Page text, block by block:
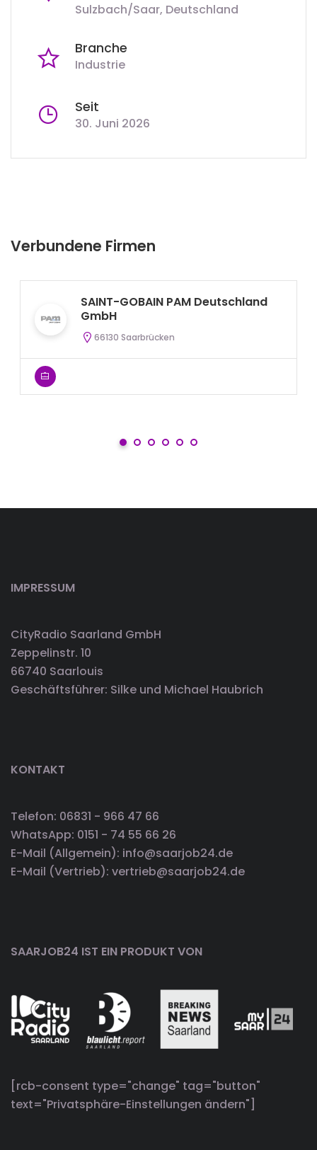
Sulzbach/Saar, Deutschland
Branche
Industrie
Seit
30. Juni 2026
Verbundene Firmen
SAINT-GOBAIN PAM Deutschland
GmbH
66130 Saarbrücken
IMPRESSUM
CityRadio Saarland GmbH
Zeppelinstr. 10
66740 Saarlouis
Geschäftsführer: Silke und Michael Haubrich
KONTAKT
Telefon: 06831 - 966 47 66
WhatsApp: 0151 - 74 55 66 26
E-Mail (Allgemein): info@saarjob24.de
E-Mail (Vertrieb): vertrieb@saarjob24.de
SAARJOB24 IST EIN PRODUKT VON
[rcb-consent type="change" tag="button"
text="Privatsphäre-Einstellungen ändern"]